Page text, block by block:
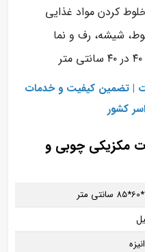
کردن مواد غذایی
شیشه، رف و نما
| تضمین کیفیت و خدمات
کشور
مکزیکی چوبی و